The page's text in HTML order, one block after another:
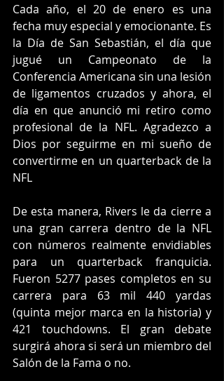
Cada año, el 20 de enero es una
fecha muy especial y emocionante. Es
la Día de San Sebastián, el día que
jugué un Campeonato de la
Conferencia Americana sin una lesión
de ligamentos cruzados y ahora, el
día en que anunció mi retiro como
profesional de la NFL. Agradezco a
Dios por seguirme en mi sueño de
convertirme en un quarterback de la
NFL
De esta manera, Rivers le da cierre a
una gran carrera dentro de la NFL
con números realmente envidiables
para un quarterback franquicia.
Fueron 5277 pases completos en su
carrera para 63 mil 440 yardas
(quinta mejor marca en la historia) y
421 touchdowns. El gran debate
surgirá ahora si será un miembro del
Salón de la Fama o no.